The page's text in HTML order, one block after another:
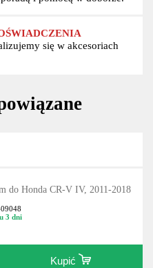
się w akcesoriach
do Honda CR-V IV, 2011-2018
3 dni
Kupić